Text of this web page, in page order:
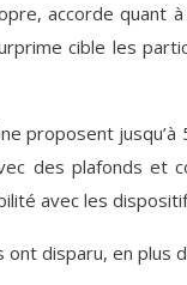
accorde quant
cible les
proposent
des plafonds
avec les
disparu, en plus